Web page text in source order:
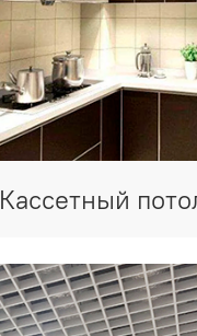
Кассетный